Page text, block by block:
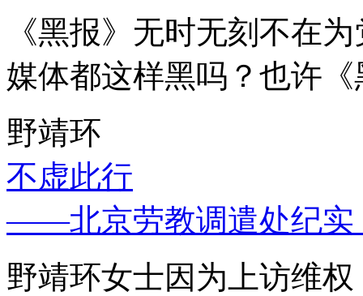
《黑报》无时无刻不在
媒体都这样黑吗？也许
野靖环
不虚此行
——北京劳教调遣处纪实
野靖环女士因为上访维